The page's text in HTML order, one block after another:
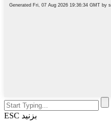
ESC بزنید